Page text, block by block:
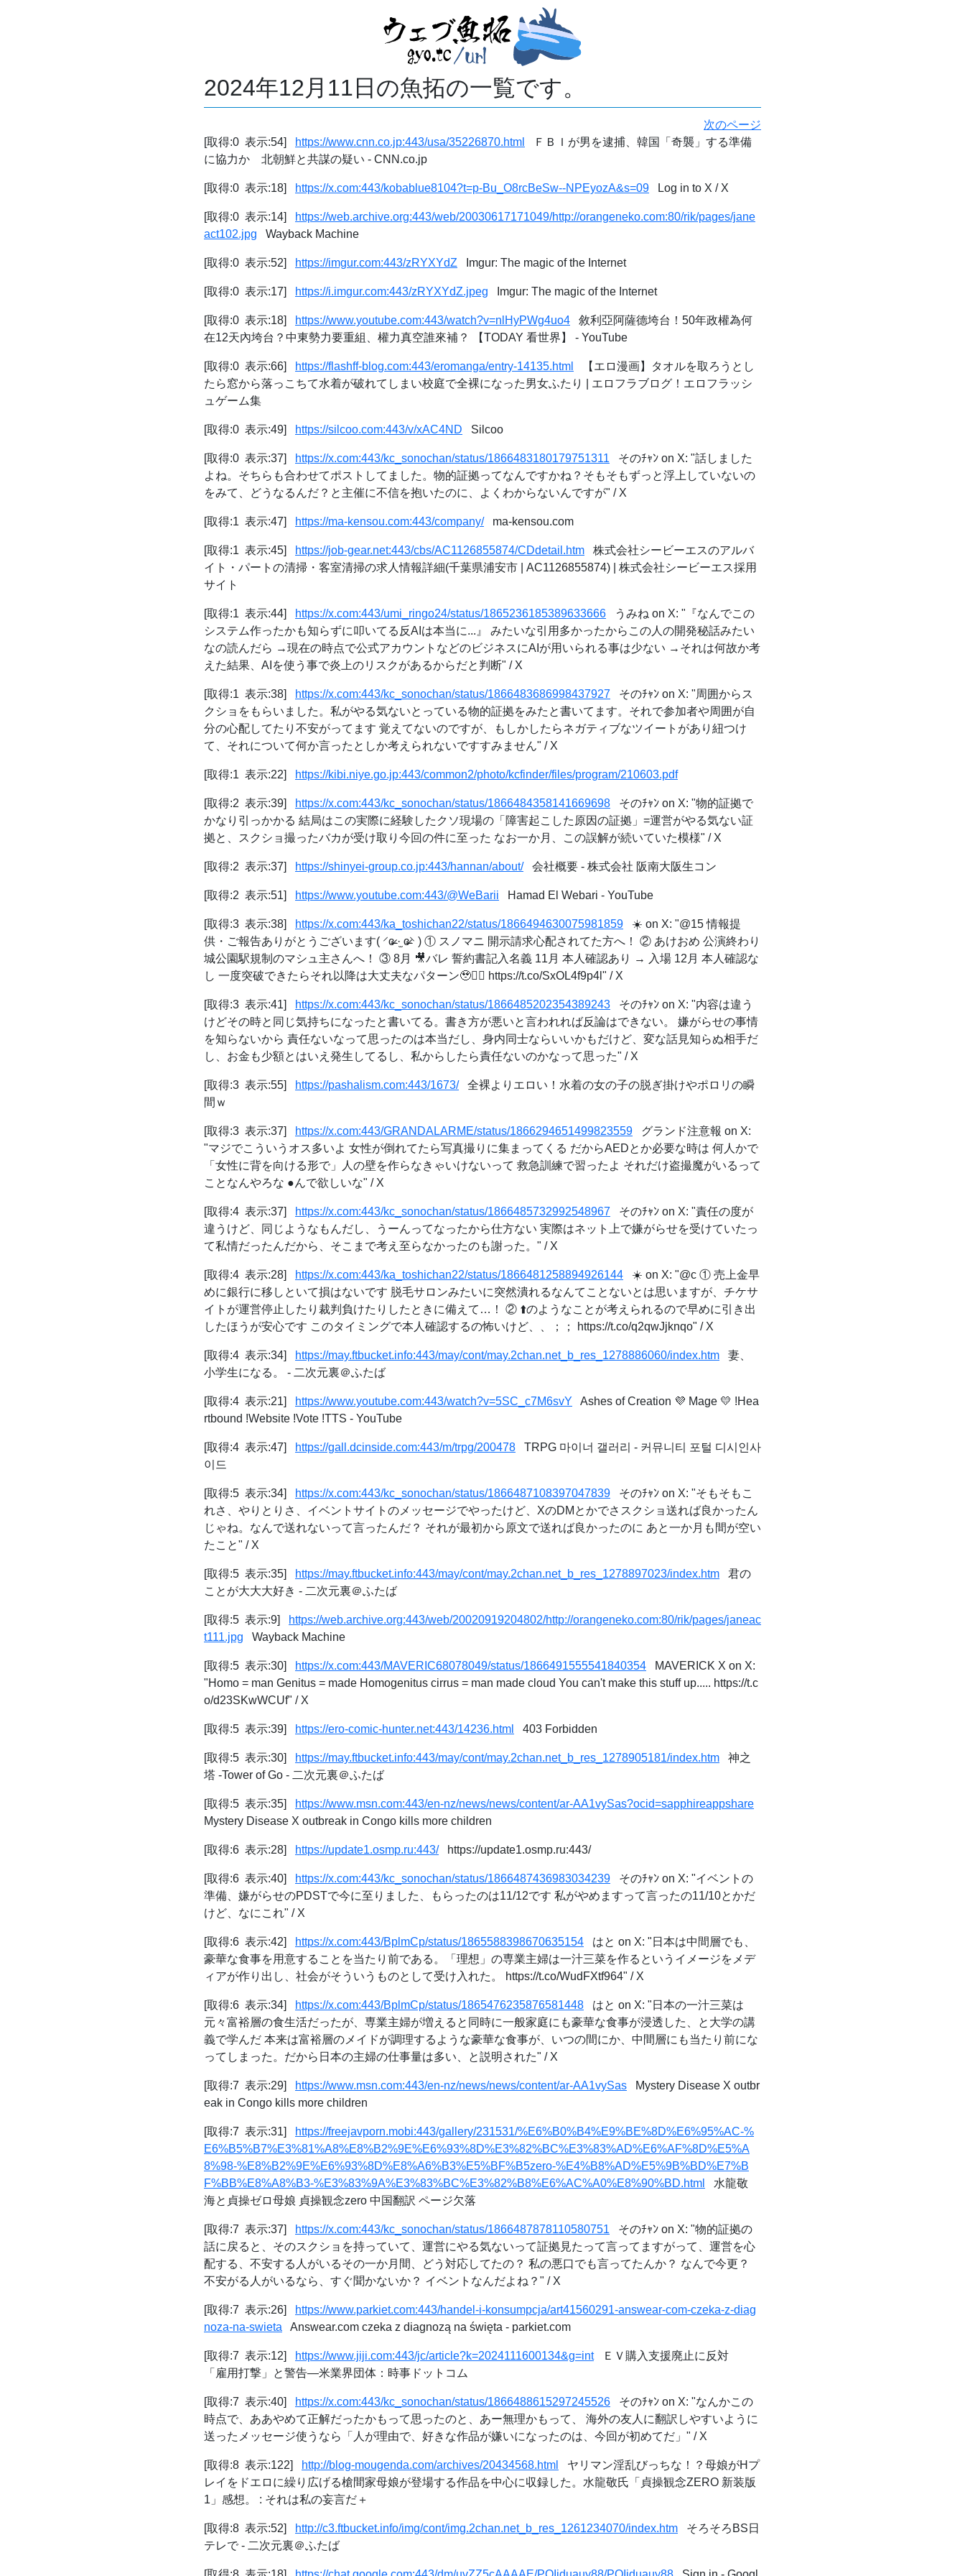
2024年12月11日の魚拓の一覧です。
次のページ
[取得:0 表示:54]
https://www.cnn.co.jp:443/usa/35226870.html
ＦＢＩが男を逮捕、韓国「奇襲」する準備
に協力か 北朝鮮と共謀の疑い - CNN.co.jp
[取得:0 表示:18] https://x.com:443/kobablue8104?t=p-Bu_O8rcBeSw--NPEyozA&s=09 Log in to X / X
[取得:0 表示:14]
https://web.archive.org:443/web/20030617171049/http://orangeneko.com:80/rik/pages/jane
act102.jpg Wayback Machine
[取得:0 表示:52] https://imgur.com:443/zRYXYdZ Imgur: The magic of the Internet
[取得:0 表示:17] https://i.imgur.com:443/zRYXYdZ.jpeg Imgur: The magic of the Internet
[取得:0 表示:18] https://www.youtube.com:443/watch?v=nlHyPWg4uo4 敘利亞阿薩德垮台！50年政權為何
在12天內垮台？中東勢力要重組、權力真空誰來補？ 【TODAY 看世界】 - YouTube
[取得:0 表示:66] https://flashff-blog.com:443/eromanga/entry-14135.html
【エロ漫画】タオルを取ろうとし
たら窓から落っこちて水着が破れてしまい校庭で全裸になった男女ふたり | エロフラブログ！エロフラッシ
ュゲーム集
[取得:0 表示:49] https://silcoo.com:443/v/xAC4ND Silcoo
[取得:0 表示:37] https://x.com:443/kc_sonochan/status/1866483180179751311 そのﾁｬﾝ on X: "話しました
よね。そちらも合わせてポストしてました。物的証拠ってなんですかね？そもそもずっと浮上していないの
をみて、どうなるんだ？と主催に不信を抱いたのに、よくわからないんですが" / X
[取得:1 表示:47] https://ma-kensou.com:443/company/ma-kensou.com
[取得:1 表示:45] https://job-gear.net:443/cbs/AC1126855874/CDdetail.htm 株式会社シービーエスのアルバ
イト・パートの清掃・客室清掃の求人情報詳細(千葉県浦安市 | AC1126855874) | 株式会社シービーエス採用
サイト
[取得:1 表示:44] https://x.com:443/umi_ringo24/status/1865236185389633666 うみね on X: "『なんでこの
システム作ったかも知らずに叩いてる反AIは本当に...』 みたいな引用多かったからこの人の開発秘話みたい
なの読んだら →現在の時点で公式アカウントなどのビジネスにAIが用いられる事は少ない →それは何故か考
えた結果、AIを使う事で炎上のリスクがあるからだと判断" / X
[取得:1 表示:38] https://x.com:443/kc_sonochan/status/1866483686998437927 そのﾁｬﾝ on X: "周囲からス
クショをもらいました。私がやる気ないとっている物的証拠をみたと書いてます。それで参加者や周囲が自
分の心配してたり不安がってます 覚えてないのですが、もしかしたらネガティブなツイートがあり紐つけ
て、それについて何か言ったとしか考えられないですすみません" / X
[取得:1 表示:22] https://kibi.niye.go.jp:443/common2/photo/kcfinder/files/program/210603.pdf
[取得:2 表示:39] https://x.com:443/kc_sonochan/status/1866484358141669698 そのﾁｬﾝ on X: "物的証拠で
かなり引っかかる 結局はこの実際に経験したクソ現場の「障害起こした原因の証拠」=運営がやる気ない証
拠と、スクショ撮ったバカが受け取り今回の件に至った なお一か月、この誤解が続いていた模様" / X
[取得:2 表示:37] https://shinyei-group.co.jp:443/hannan/about/会社概要 - 株式会社 阪南大阪生コン
[取得:2 表示:51] https://www.youtube.com:443/@WeBarii Hamad El Webari - YouTube
[取得:3 表示:38] https://x.com:443/ka_toshichan22/status/1866494630075981859 ☀️ on X: "@15 情報提
供・ご報告ありがとうございます( ⸍ɞ̴̶̷ ·̫ ɞ̴̶̷⸌ ) ① スノマニ 開示請求心配されてた方へ！ ② あけおめ 公演終わり
城公園駅規制のマシュ主さんへ！ ③ 8月 🎥バレ 誓約書記入名義 11月 本人確認あり → 入場 12月 本人確認な
し 一度突破できたらそれ以降は大丈夫なパターン🥹✍🏻 https://t.co/SxOL4f9p4l" / X
[取得:3 表示:41] https://x.com:443/kc_sonochan/status/1866485202354389243 そのﾁｬﾝ on X: "内容は違う
けどその時と同じ気持ちになったと書いてる。書き方が悪いと言われれば反論はできない。 嫌がらせの事情
を知らないから 責任ないなって思ったのは本当だし、身内同士ならいいかもだけど、変な話見知らぬ相手だ
し、お金も少額とはいえ発生してるし、私からしたら責任ないのかなって思った" / X
[取得:3 表示:55] https://pashalism.com:443/1673/全裸よりエロい！水着の女の子の脱ぎ掛けやポロリの瞬
間ｗ
[取得:3 表示:37] https://x.com:443/GRANDALARME/status/1866294651499823559 グランド注意報 on X:
"マジでこういうオス多いよ 女性が倒れてたら写真撮りに集まってくる だからAEDとか必要な時は 何人かで
「女性に背を向ける形で」人の壁を作らなきゃいけないって 救急訓練で習ったよ それだけ盗撮魔がいるって
ことなんやろな ●んで欲しいな" / X
[取得:4 表示:37] https://x.com:443/kc_sonochan/status/1866485732992548967 そのﾁｬﾝ on X: "責任の度が
違うけど、同じようなもんだし、うーんってなったから仕方ない 実際はネット上で嫌がらせを受けていたっ
て私情だったんだから、そこまで考え至らなかったのも謝った。" / X
[取得:4 表示:28] https://x.com:443/ka_toshichan22/status/1866481258894926144 ☀️ on X: "@c ① 売上金早
めに銀行に移しといて損はないです 脱毛サロンみたいに突然潰れるなんてことないとは思いますが、チケサ
イトが運営停止したり裁判負けたりしたときに備えて…！ ② ⬆️のようなことが考えられるので早めに引き出
したほうが安心です このタイミングで本人確認するの怖いけど、、︎；； https://t.co/q2qwJjknqo" / X
[取得:4 表示:34] https://may.ftbucket.info:443/may/cont/may.2chan.net_b_res_1278886060/index.htm 妻、
小学生になる。 - 二次元裏＠ふたば
[取得:4 表示:21] https://www.youtube.com:443/watch?v=5SC_c7M6svY Ashes of Creation 💜 Mage 💛 !Hea
rtbound !Website !Vote !TTS - YouTube
[取得:4 表示:47] https://gall.dcinside.com:443/m/trpg/200478 TRPG 마이너 갤러리 - 커뮤니티 포털 디시인사
이드
[取得:5 表示:34] https://x.com:443/kc_sonochan/status/1866487108397047839 そのﾁｬﾝ on X: "そもそもこ
れさ、やりとりさ、イベントサイトのメッセージでやったけど、XのDMとかでさスクショ送れば良かったん
じゃね。なんで送れないって言ったんだ？ それが最初から原文で送れば良かったのに あと一か月も間が空い
たこと" / X
[取得:5 表示:35] https://may.ftbucket.info:443/may/cont/may.2chan.net_b_res_1278897023/index.htm 君の
ことが大大大好き - 二次元裏＠ふたば
[取得:5 表示:9]
https://web.archive.org:443/web/20020919204802/http://orangeneko.com:80/rik/pages/janeac
t111.jpg Wayback Machine
[取得:5 表示:30] https://x.com:443/MAVERIC68078049/status/1866491555541840354 MAVERICK X on X:
"Homo = man Genitus = made Homogenitus cirrus = man made cloud You can't make this stuff up..... https://t.c
o/d23SKwWCUf" / X
[取得:5 表示:39] https://ero-comic-hunter.net:443/14236.html 403 Forbidden
[取得:5 表示:30] https://may.ftbucket.info:443/may/cont/may.2chan.net_b_res_1278905181/index.htm 神之
塔 -Tower of Go - 二次元裏＠ふたば
[取得:5 表示:35]
https://www.msn.com:443/en-nz/news/news/content/ar-AA1vySas?ocid=sapphireappshare
Mystery Disease X outbreak in Congo kills more children
[取得:6 表示:28] https://update1.osmp.ru:443/https://update1.osmp.ru:443/
[取得:6 表示:40] https://x.com:443/kc_sonochan/status/1866487436983034239 そのﾁｬﾝ on X: "イベントの
準備、嫌がらせのPDSTで今に至りました、もらったのは11/12です 私がやめますって言ったの11/10とかだ
けど、なにこれ" / X
[取得:6 表示:42] https://x.com:443/BplmCp/status/1865588398670635154 はと on X: "日本は中間層でも、
豪華な食事を用意することを当たり前である。「理想」の専業主婦は一汁三菜を作るというイメージをメデ
ィアが作り出し、社会がそういうものとして受け入れた。 https://t.co/WudFXtf964" / X
[取得:6 表示:34] https://x.com:443/BplmCp/status/1865476235876581448 はと on X: "日本の一汁三菜は
元々富裕層の食生活だったが、専業主婦が増えると同時に一般家庭にも豪華な食事が浸透した、と大学の講
義で学んだ 本来は富裕層のメイドが調理するような豪華な食事が、いつの間にか、中間層にも当たり前にな
ってしまった。だから日本の主婦の仕事量は多い、と説明された" / X
[取得:7 表示:29] https://www.msn.com:443/en-nz/news/news/content/ar-AA1vySas Mystery Disease X outbr
eak in Congo kills more children
[取得:7 表示:31]
https://freejavporn.mobi:443/gallery/231531/%E6%B0%B4%E9%BE%8D%E6%95%AC-%
E6%B5%B7%E3%81%A8%E8%B2%9E%E6%93%8D%E3%82%BC%E3%83%AD%E6%AF%8D%E5%A
8%98-%E8%B2%9E%E6%93%8D%E8%A6%B3%E5%BF%B5zero-%E4%B8%AD%E5%9B%BD%E7%B
F%BB%E8%A8%B3-%E3%83%9A%E3%83%BC%E3%82%B8%E6%AC%A0%E8%90%BD.html
水龍敬
海と貞操ゼロ母娘 貞操観念zero 中国翻訳 ページ欠落
[取得:7 表示:37] https://x.com:443/kc_sonochan/status/1866487878110580751 そのﾁｬﾝ on X: "物的証拠の
話に戻ると、そのスクショを持っていて、運営にやる気ないって証拠見たって言ってますがって、運営を心
配する、不安する人がいるその一か月間、どう対応してたの？ 私の悪口でも言ってたんか？ なんで今更？
不安がる人がいるなら、すぐ聞かないか？ イベントなんだよね？" / X
[取得:7 表示:26]
https://www.parkiet.com:443/handel-i-konsumpcja/art41560291-answear-com-czeka-z-diag
noza-na-swieta Answear.com czeka z diagnozą na święta - parkiet.com
[取得:7 表示:12] https://www.jiji.com:443/jc/article?k=2024111600134&g=intＥＶ購入支援廃止に反対
「雇用打撃」と警告―米業界団体：時事ドットコム
[取得:7 表示:40] https://x.com:443/kc_sonochan/status/1866488615297245526 そのﾁｬﾝ on X: "なんかこの
時点で、ああやめて正解だったかもって思ったのと、あー無理かもって、 海外の友人に翻訳しやすいように
送ったメッセージ使うなら「人が理由で、好きな作品が嫌いになったのは、今回が初めてだ」" / X
[取得:8 表示:122] http://blog-mougenda.com/archives/20434568.html
ヤリマン淫乱びっちな！？母娘がHプ
レイをドエロに繰り広げる槍間家母娘が登場する作品を中心に収録した。水龍敬氏「貞操観念ZERO 新装版
1」感想。 : それは私の妄言だ＋
[取得:8 表示:52] http://c3.ftbucket.info/img/cont/img.2chan.net_b_res_1261234070/index.htm そろそろBS日
テレで - 二次元裏＠ふたば